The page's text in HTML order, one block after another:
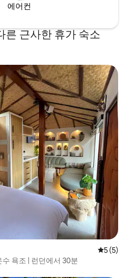
에어컨
른 근사한 휴가 숙소
평점 5점
5 (5)
욕조 | 런던에서 30분